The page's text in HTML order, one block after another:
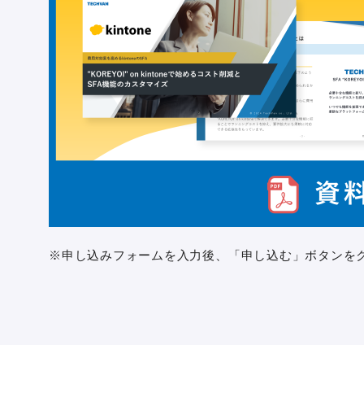
※申し込みフォームを入力後、「申し込む」ボタンを